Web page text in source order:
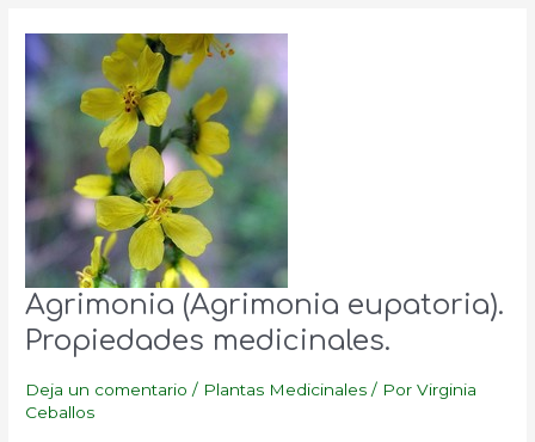
Agrimonia (Agrimonia eupatoria).
Propiedades medicinales.
Deja un comentario / Plantas Medicinales / PorVirginia
Ceballos